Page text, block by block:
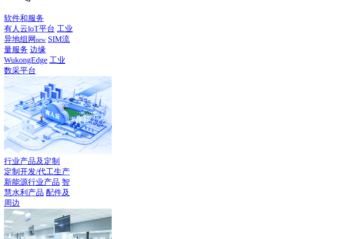
软件和服务
有人云loT平台 工业
异地组网 new SIM流
量服务 边缘
WukongEdge 工业
数采平台
行业产品及定制
定制开发/代工生产
新能源行业产品 智
慧水利产品 配件及
周边